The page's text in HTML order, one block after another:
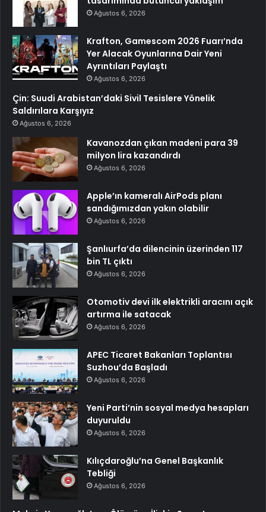
Ağustos 6, 2026
Krafton, Gamescom 2026 Fuarı’nda
Yer Alacak Oyunlarına Dair Yeni
Ayrıntıları Paylaştı
Ağustos 6, 2026
Çin: Suudi Arabistan’daki Sivil Tesislere Yönelik
Saldırılara Karşıyız
Ağustos 6, 2026
Kavanozdan çıkan madeni para 39
milyon lira kazandırdı
Ağustos 6, 2026
Apple’ın kameralı AirPods planı
sandığımızdan yakın olabilir
Ağustos 6, 2026
Şanlıurfa’da dilencinin üzerinden 117
bin TL çıktı
Ağustos 6, 2026
Otomotiv devi ilk elektrikli aracını açık
artırma ile satacak
Ağustos 6, 2026
APEC Ticaret Bakanları Toplantısı
Suzhou’da Başladı
Ağustos 6, 2026
Yeni Parti’nin sosyal medya hesapları
duyuruldu
Ağustos 6, 2026
Kılıçdaroğlu’na Genel Başkanlık
Tebliği
Ağustos 6, 2026